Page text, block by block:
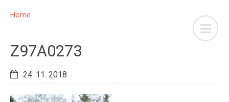
Home
Z97A0273
24. 11. 2018